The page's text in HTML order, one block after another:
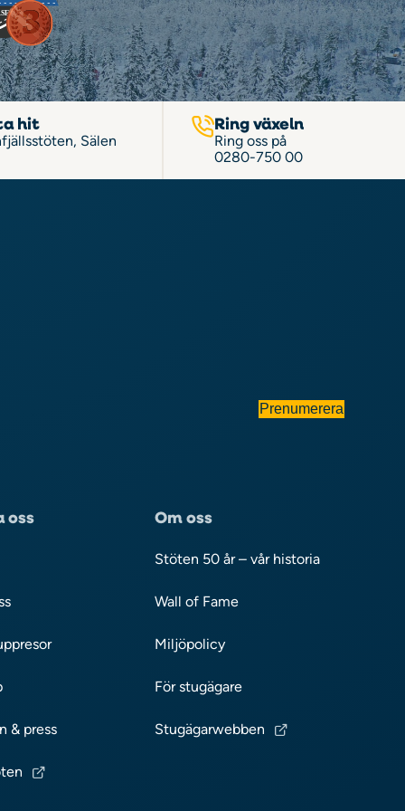
hit
Sälen
Ring växeln
Ring oss på
0280-750 00
Prenumerera
oss
& press
Om oss
Stöten 50 år – vår historia
Wall of Fame
Miljöpolicy
För stugägare
Stugägarwebben